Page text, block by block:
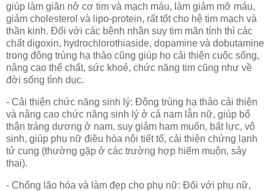
giúp làm giãn nở cơ tim và mạch máu, làm giảm mỡ máu,
giảm cholesterol và lipo-protein, rất tốt cho hệ tim mạch và
thần kinh. Đối với các bệnh nhân suy tim mãn tính thì các
chất digoxin, hydrochlorothiaside, dopamine và dobutamine
trong đông trùng hạ thảo cũng giúp họ cải thiện cuộc sống,
nâng cao thể chất, sức khoẻ, chức năng tim cũng như về
đời sống tình dục.
- Cải thiện chức năng sinh lý: Đông trùng hạ thảo cải thiện
và nâng cao chức năng sinh lý ở cả nam lẫn nữ, giúp bổ
thận tráng dương ở nam, suy giảm ham muốn, bất lực, vô
sinh, giúp phụ nữ điều hòa nội tiết tố, cải thiện chứng lạnh
tử cung (thường gặp ở các trường hợp hiếm muộn, sảy
thai).
- Chống lão hóa và làm đẹp cho phụ nữ: Đối với phụ nữ,